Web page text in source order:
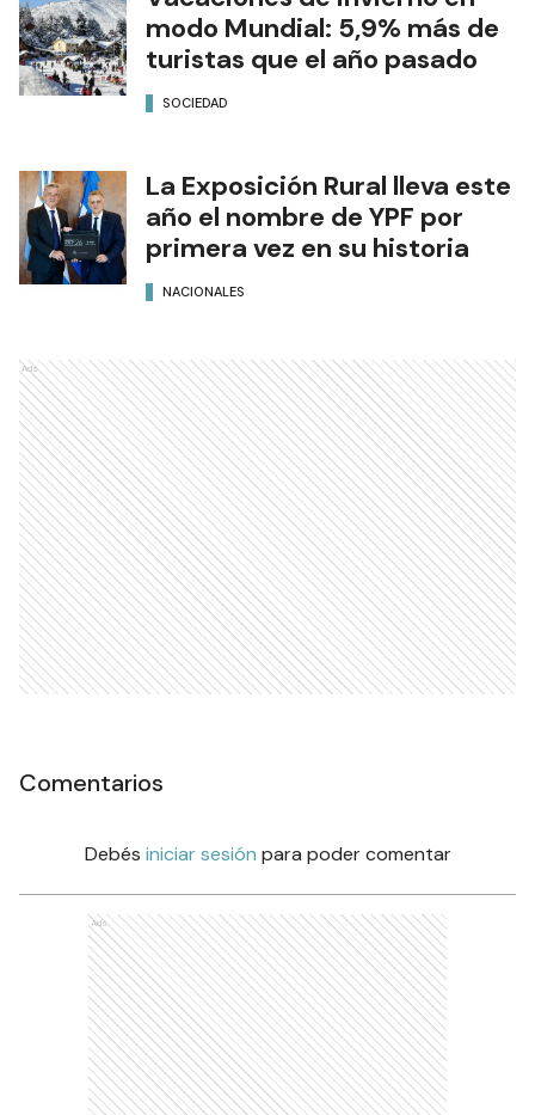
modo Mundial: 5,9% más de
turistas que el año pasado
SOCIEDAD
La Exposición Rural lleva este
año el nombre de YPF por
primera vez en su historia
NACIONALES
Ads
Comentarios
Debés iniciar sesión para poder comentar
Ads